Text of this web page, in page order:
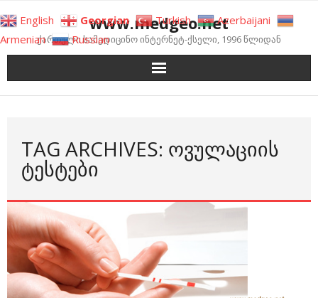
to
content
www.medgeo.net
ქართული სამედიცინო ინტერნეტ-ქსელი, 1996 წლიდან
TAG ARCHIVES: ᲝᲕᲣᲚᲐᲪᲘᲘᲡ
ᲢᲔᲡᲢᲔᲑᲘ
English Georgian Turkish
Azerbaijani
Armenian
Russian